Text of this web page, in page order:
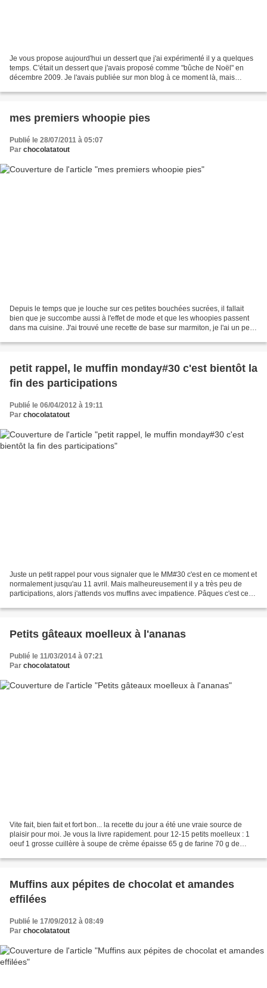
Je vous propose aujourd'hui un dessert que j'ai expérimenté il y a quelques
temps. C'était un dessert que j'avais proposé comme "bûche de Noël" en
décembre 2009. Je l'avais publiée sur mon blog à ce moment là, mais
mes premiers whoopie pies
Publié le 28/07/2011 à 05:07
Par chocolatatout
Depuis le temps que je louche sur ces petites bouchées sucrées, il fallait
bien que je succombe aussi à l'effet de mode et que les whoopies passent
dans ma cuisine. J'ai trouvé une recette de base sur marmiton, je l'ai un peu
petit rappel, le muffin monday#30 c'est bientôt la
fin des participations
Publié le 06/04/2012 à 19:11
Par chocolatatout
Juste un petit rappel pour vous signaler que le MM#30 c'est en ce moment et
normalement jusqu'au 11 avril. Mais malheureusement il y a très peu de
participations, alors j'attends vos muffins avec impatience. Pâques c'est ce
Petits gâteaux moelleux à l'ananas
Publié le 11/03/2014 à 07:21
Par chocolatatout
Vite fait, bien fait et fort bon... la recette du jour a été une vraie source de
plaisir pour moi. Je vous la livre rapidement. pour 12-15 petits moelleux : 1
oeuf 1 grosse cuillère à soupe de crème épaisse 65 g de farine 70 g de
Muffins aux pépites de chocolat et amandes
effilées
Publié le 17/09/2012 à 08:49
Par chocolatatout